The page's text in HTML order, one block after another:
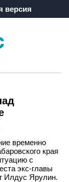
версия
временно
края
с
экс-главы
Илдус Ярулин.